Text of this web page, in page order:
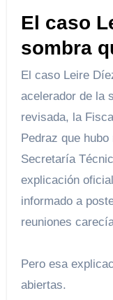
El caso
sombra
El caso Leire
acelerador de la
revisada, la
Pedraz que
Secretaría
explicación
informado a
reuniones
Pero esa
abiertas.